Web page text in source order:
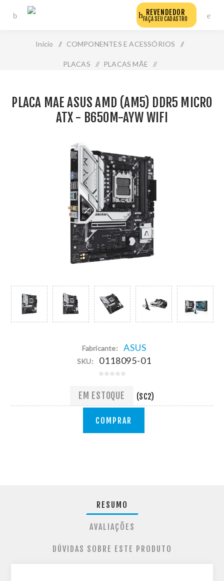
REVENDEDOR
FAÇA SEU CADASTRO
Início / COMPONENTES E ACESSÓRIOS /
PLACAS / PLACAS MÃE /
Wifi
PLACA MAE ASUS AMD (AM5) DDR5 MICRO
ATX - B650M-AYW WIFI
Fabricante: ASUS
SKU: 0118095-01
EM ESTOQUE (SC2)
COMPRAR
RESUMO
AVALIAÇÕES
DÚVIDAS SOBRE ESTE PRODUTO